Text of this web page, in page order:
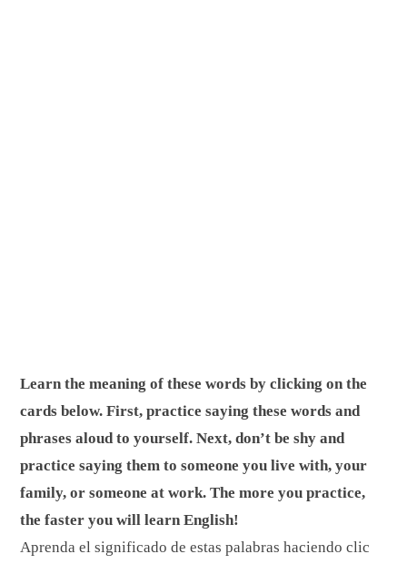
Learn the meaning of these words by clicking on the
cards below. First, practice saying these words and
phrases aloud to yourself. Next, don’t be shy and
practice saying them to someone you live with, your
family, or someone at work. The more you practice,
the faster you will learn English!
Aprenda el significado de estas palabras haciendo clic